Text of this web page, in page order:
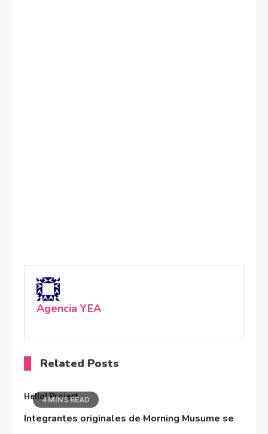
Agencia YEA
Related Posts
4 MINS READ
Hello! Project
Integrantes originales de Morning Musume se